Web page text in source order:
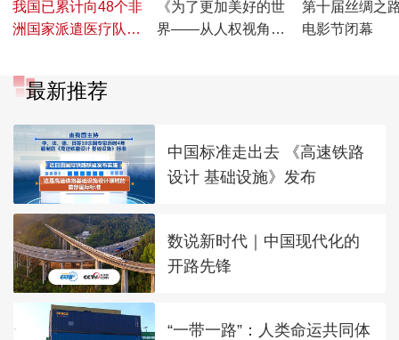
我国已累计向48个非
洲国家派遣医疗队员
《为了更加美好的世
界——从人权视角看
第十届丝绸之
电影节闭幕
最新推荐
中国标准走出去 《高速铁路
设计 基础设施》发布
数说新时代｜中国现代化的
开路先锋
“一带一路”：人类命运共同体